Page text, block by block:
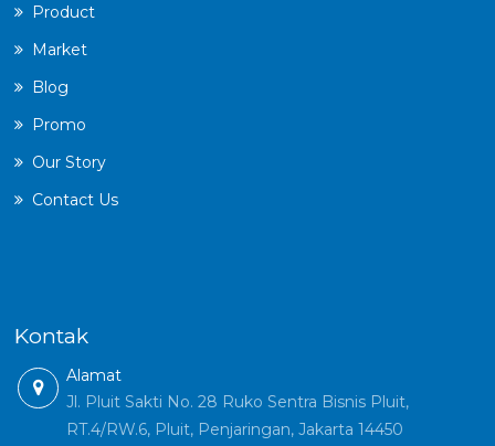
Product
Market
Blog
Promo
Our Story
Contact Us
Kontak
Alamat
Jl. Pluit Sakti No. 28 Ruko Sentra Bisnis Pluit,
RT.4/RW.6, Pluit, Penjaringan, Jakarta 14450